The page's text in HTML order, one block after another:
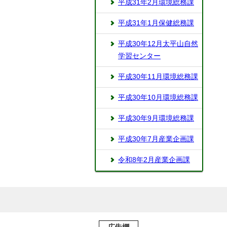
平成31年2月環境総務課
平成31年1月保健総務課
平成30年12月太平山自然
学習センター
平成30年11月環境総務課
平成30年10月環境総務課
平成30年9月環境総務課
平成30年7月産業企画課
令和8年2月産業企画課